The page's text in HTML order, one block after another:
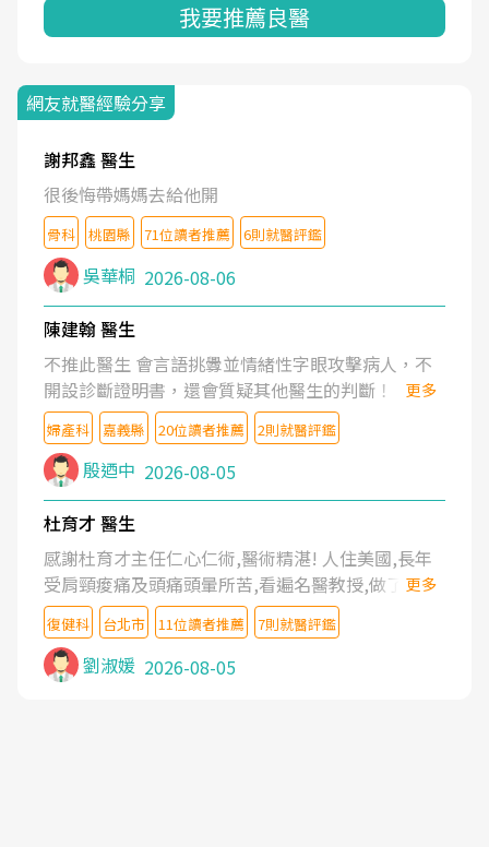
我要推薦良醫
網友就醫經驗分享
謝邦鑫 醫生
很後悔帶媽媽去給他開
骨科 桃園縣 71位讀者推薦 6則就醫評鑑
吳華桐 2026-08-06
陳建翰 醫生
不推此醫生 會言語挑釁並情緒性字眼攻擊病人，不
開設診斷證明書，還會質疑其他醫生的判斷！
更多
婦產科 嘉義縣 20位讀者推薦 2則就醫評鑑
殷迺中 2026-08-05
杜育才 醫生
感謝杜育才主任仁心仁術,醫術精湛! 人住美國,長年
受肩頸痠痛及頭痛頭暈所苦,看遍名醫教授,做了各種
檢查,也嘗試過西醫打針,中醫針灸及物理徒手治療都
沒有用,後來連吃到嗎啡類止痛藥都效果有限,只是壓
症狀,沒多久就痛起來,多年失眠嚴重影響生活品質.
台灣親友介紹忠孝醫院杜育才主任是頸頭症候群專
更多
復健科 台北市 11位讀者推薦 7則就醫評鑑
劉淑媛 2026-08-05